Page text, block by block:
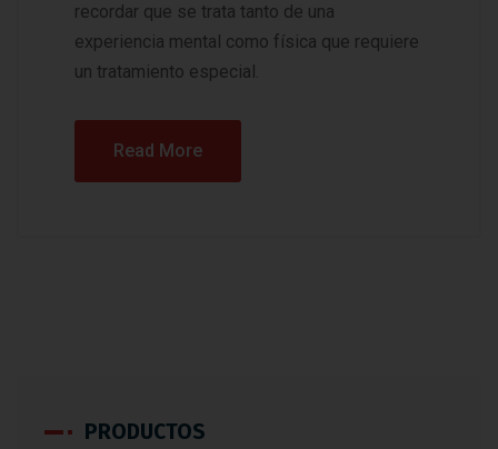
recordar que se trata tanto de una
experiencia mental como física que requiere
un tratamiento especial.
Read More
PRODUCTOS